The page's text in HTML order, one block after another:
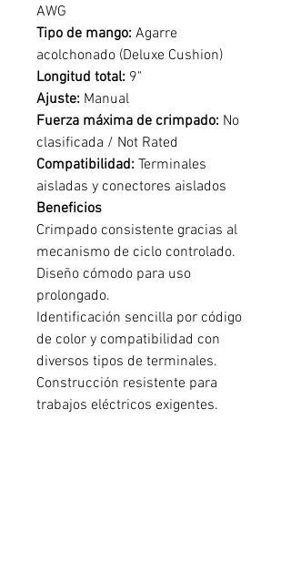
AWG
Tipo de mango: Agarre
acolchonado (Deluxe Cushion)
Longitud total: 9"
Ajuste: Manual
Fuerza máxima de crimpado: No
clasificada / Not Rated
Compatibilidad: Terminales
aisladas y conectores aislados
Beneficios
Crimpado consistente gracias al
mecanismo de ciclo controlado.
Diseño cómodo para uso
prolongado.
Identificación sencilla por código
de color y compatibilidad con
diversos tipos de terminales.
Construcción resistente para
trabajos eléctricos exigentes.